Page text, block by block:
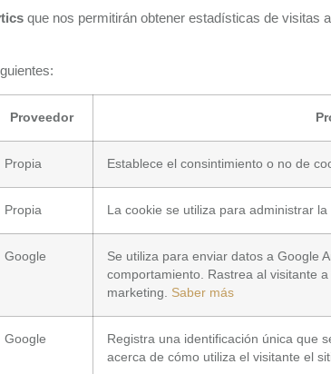
que nos permitirán obtener estadísticas de visitas
Proveedor
Propia Establece el consintimiento o no de
Propia La cookie se utiliza para administrar
Google
Se utiliza para enviar datos a Google
comportamiento. Rastrea al visitante
marketing. Saber más
Google
Registra una identificación única que
acerca de cómo utiliza el visitante el